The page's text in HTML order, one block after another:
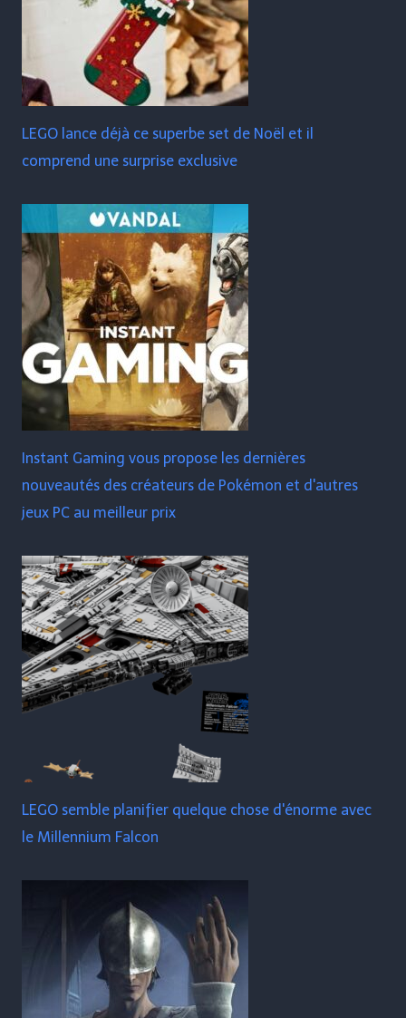
LEGO lance déjà ce superbe set de Noël et il
comprend une surprise exclusive
Instant Gaming vous propose les dernières
nouveautés des créateurs de Pokémon et d'autres
jeux PC au meilleur prix
LEGO semble planifier quelque chose d'énorme avec
le Millennium Falcon